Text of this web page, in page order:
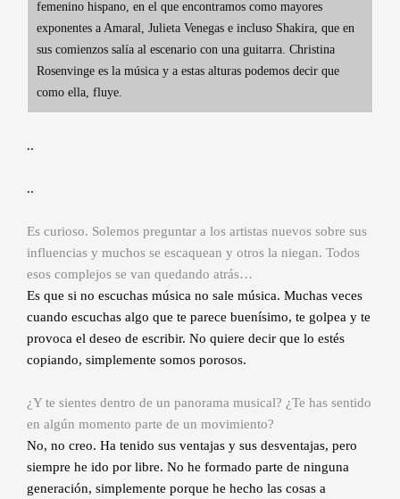
femenino hispano, en el que encontramos como mayores
exponentes a Amaral, Julieta Venegas e incluso Shakira, que en
sus comienzos salía al escenario con una guitarra. Christina
Rosenvinge es la música y a estas alturas podemos decir que
como ella, fluye.
..
..
Es curioso. Solemos preguntar a los artistas nuevos sobre sus
influencias y muchos se escaquean y otros la niegan. Todos
esos complejos se van quedando atrás…
Es que si no escuchas música no sale música. Muchas veces
cuando escuchas algo que te parece buenísimo, te golpea y te
provoca el deseo de escribir. No quiere decir que lo estés
copiando, simplemente somos porosos.
¿Y te sientes dentro de un panorama musical? ¿Te has sentido
en algún momento parte de un movimiento?
No, no creo. Ha tenido sus ventajas y sus desventajas, pero
siempre he ido por libre. No he formado parte de ninguna
generación, simplemente porque he hecho las cosas a